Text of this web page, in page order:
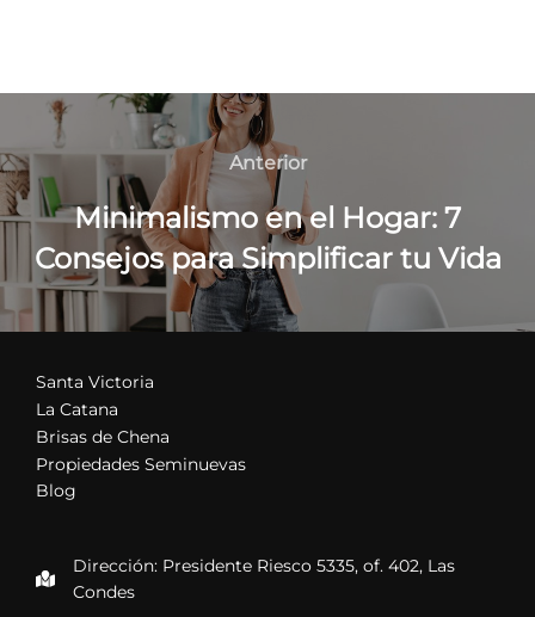
Navegación
de
entradas
Anterior
Anterior
Minimalismo en el Hogar: 7
Consejos para Simplificar tu Vida
Santa Victoria
La Catana
Brisas de Chena
Propiedades Seminuevas
Blog
Dirección: Presidente Riesco 5335, of. 402, Las
Condes